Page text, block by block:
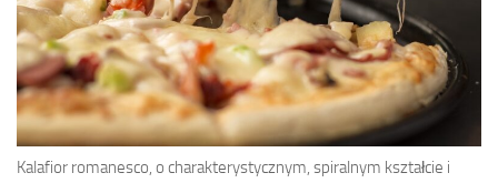
Kalafior romanesco, o charakterystycznym, spiralnym kształcie i